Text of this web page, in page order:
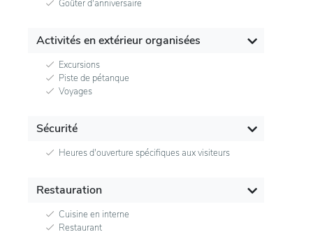
Goûter d'anniversaire
Activités en extérieur organisées
Excursions
Piste de pétanque
Voyages
Sécurité
Heures d'ouverture spécifiques aux visiteurs
Restauration
Cuisine en interne
Restaurant